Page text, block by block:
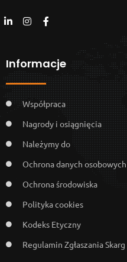
Informacje
Współpraca
Nagrody i osiągnięcia
Należymy do
Ochrona danych osobowych
Ochrona środowiska
Polityka cookies
Kodeks Etyczny
Regulamin Zgłaszania Skarg